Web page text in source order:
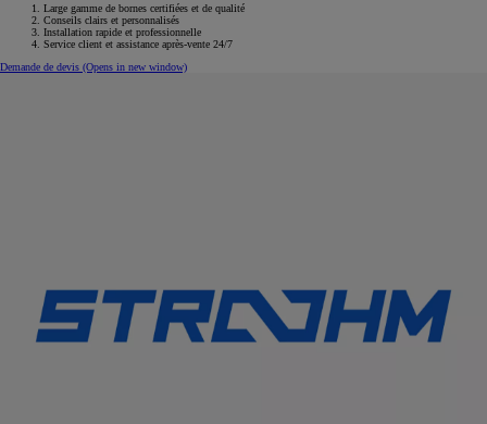
Large gamme de bornes certifiées et de qualité
Conseils clairs et personnalisés
Installation rapide et professionnelle
Service client et assistance après-vente 24/7
Demande de devis (Opens in new window)